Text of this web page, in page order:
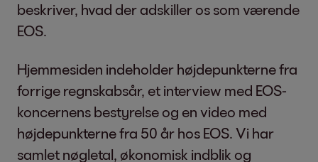
beskriver, hvad der adskiller os som værende
EOS.
Hjemmesiden indeholder højdepunkterne fra
forrige regnskabsår, et interview med EOS-
koncernens bestyrelse og en video med
højdepunkterne fra 50 år hos EOS. Vi har
samlet nøgletal, økonomisk indblik og